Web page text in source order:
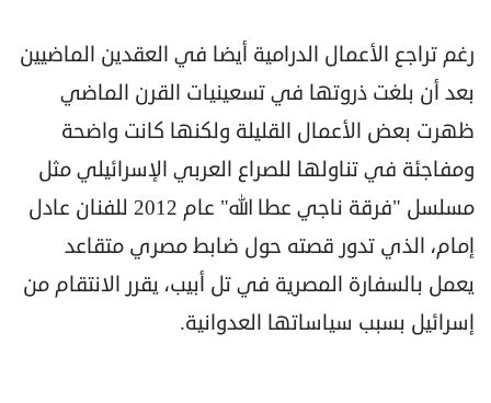
رغم تراجع الأعمال الدرامية أيضا في العقدين الماضيين
بعد أن بلغت ذروتها في تسعينيات القرن الماضي
ظهرت بعض الأعمال القليلة ولكنها كانت واضحة
ومفاجئة في تناولها للصراع العربي الإسرائيلي مثل
مسلسل "فرقة ناجي عطا الله" عام 2012 للفنان عادل
إمام، الذي تدور قصته حول ضابط مصري متقاعد
يعمل بالسفارة المصرية في تل أبيب، يقرر الانتقام من
إسرائيل بسبب سياساتها العدوانية.